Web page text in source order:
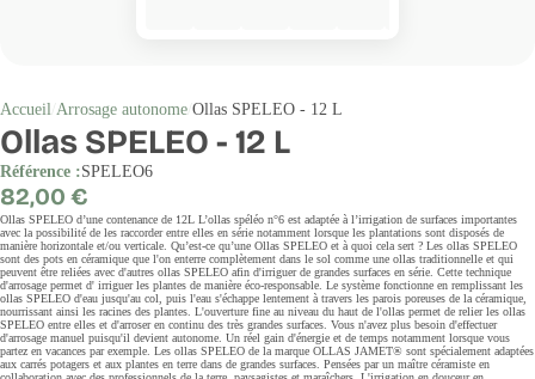
Accueil Arrosage autonome Ollas SPELEO - 12 L
Ollas SPELEO - 12 L
Référence :SPELEO6
Prix
régulier
82,00 €
Ollas SPELEO d’une contenance de 12L L’ollas spéléo n°6 est adaptée à l’irrigation de surfaces importantes
avec la possibilité de les raccorder entre elles en série notamment lorsque les plantations sont disposés de
manière horizontale et/ou verticale. Qu’est-ce qu’une Ollas SPELEO et à quoi cela sert ? Les ollas SPELEO
sont des pots en céramique que l'on enterre complètement dans le sol comme une ollas traditionnelle et qui
peuvent être reliées avec d'autres ollas SPELEO afin d'irriguer de grandes surfaces en série. Cette technique
d'arrosage permet d' irriguer les plantes de manière éco-responsable. Le système fonctionne en remplissant les
ollas SPELEO d'eau jusqu'au col, puis l'eau s'échappe lentement à travers les parois poreuses de la céramique,
nourrissant ainsi les racines des plantes. L'ouverture fine au niveau du haut de l'ollas permet de relier les ollas
SPELEO entre elles et d'arroser en continu des très grandes surfaces. Vous n'avez plus besoin d'effectuer
d'arrosage manuel puisqu'il devient autonome. Un réel gain d'énergie et de temps notamment lorsque vous
partez en vacances par exemple. Les ollas SPELEO de la marque OLLAS JAMET® sont spécialement adaptées
aux carrés potagers et aux plantes en terre dans de grandes surfaces. Pensées par un maître céramiste en